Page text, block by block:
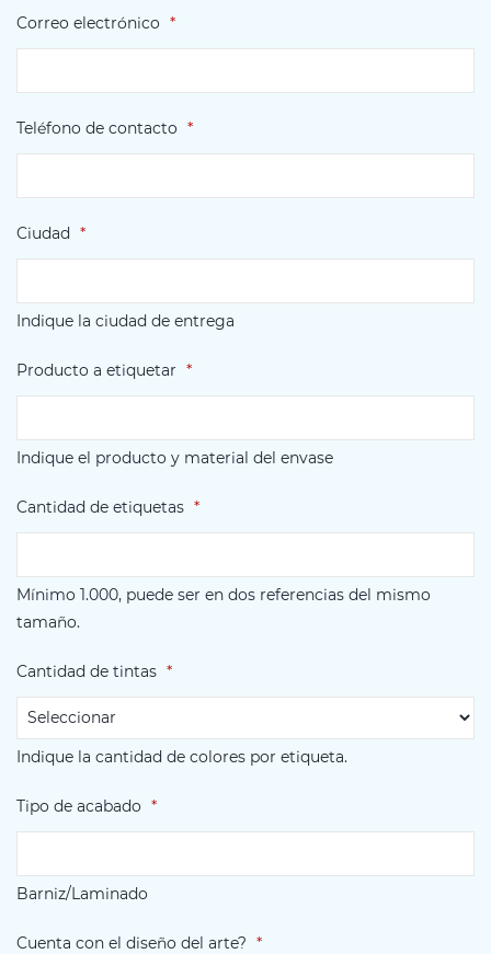
Correo electrónico *
Teléfono de contacto *
Ciudad *
Indique la ciudad de entrega
Producto a etiquetar *
Indique el producto y material del envase
Cantidad de etiquetas *
Mínimo 1.000, puede ser en dos referencias del mismo
tamaño.
Cantidad de tintas *
Indique la cantidad de colores por etiqueta.
Tipo de acabado *
Barniz/Laminado
Cuenta con el diseño del arte? *